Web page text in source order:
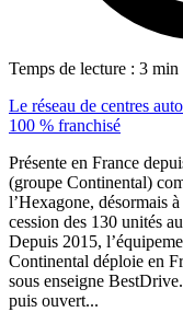
Temps de lecture : 3 min
Le réseau de centres
100 % franchisé
Présente en France
(groupe Continental)
l’Hexagone, désormais
cession des 130 unités
Depuis 2015,
Continental déploie en
sous enseigne
puis ouvert...